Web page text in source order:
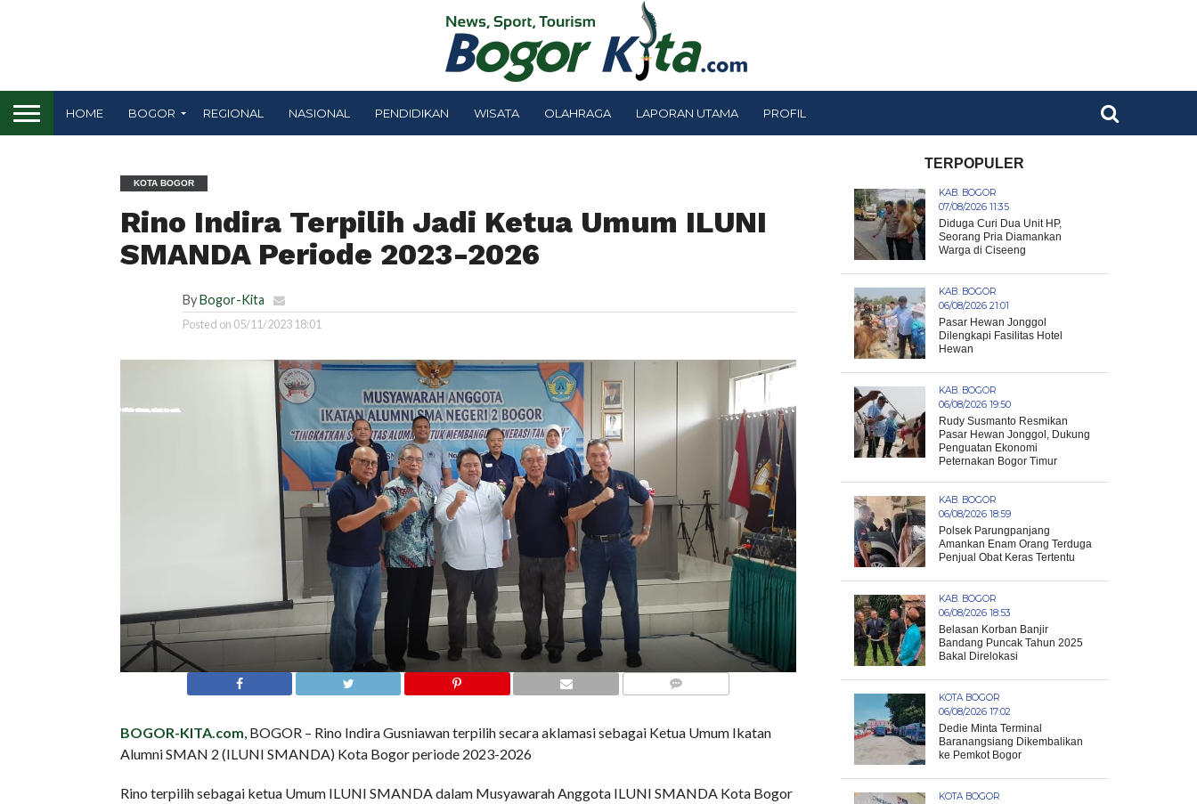
HOME BOGOR REGIONAL NASIONAL PENDIDIKAN WISATA OLAHRAGA LAPORAN UTAMA PROFIL
KOTA BOGOR
Rino Indira Terpilih Jadi Ketua Umum ILUNI
SMANDA Periode 2023-2026
ByBogor-Kita
Posted on 05/11/2023 18:01
BOGOR-KITA.com, BOGOR – Rino Indira Gusniawan terpilih secara aklamasi sebagai Ketua Umum Ikatan
Alumni SMAN 2 (ILUNI SMANDA) Kota Bogor periode 2023-2026
Rino terpilih sebagai ketua Umum ILUNI SMANDA dalam Musyawarah Anggota ILUNI SMANDA Kota Bogor
TERPOPULER
KAB. BOGOR
07/08/2026 11:35
Diduga Curi Dua Unit HP,
Seorang Pria Diamankan
Warga di Ciseeng
KAB. BOGOR
06/08/2026 21:01
Pasar Hewan Jonggol
Dilengkapi Fasilitas Hotel
Hewan
KAB. BOGOR
06/08/2026 19:50
Rudy Susmanto Resmikan
Pasar Hewan Jonggol, Dukung
Penguatan Ekonomi
Peternakan Bogor Timur
KAB. BOGOR
06/08/2026 18:59
Polsek Parungpanjang
Amankan Enam Orang Terduga
Penjual Obat Keras Tertentu
KAB. BOGOR
06/08/2026 18:53
Belasan Korban Banjir
Bandang Puncak Tahun 2025
Bakal Direlokasi
KOTA BOGOR
06/08/2026 17:02
Dedie Minta Terminal
Baranangsiang Dikembalikan
ke Pemkot Bogor
KOTA BOGOR